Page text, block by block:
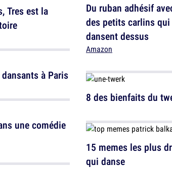
Tres est la
à Paris
une comédie
Du ruban adhésif
des petits carlins qui
dansent dessus
Amazon
8 des bienfaits du
15 memes les plus
qui danse